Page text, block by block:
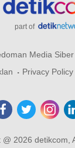
part of
Media Siber
Privacy Policy
@ 2026 detikcom,